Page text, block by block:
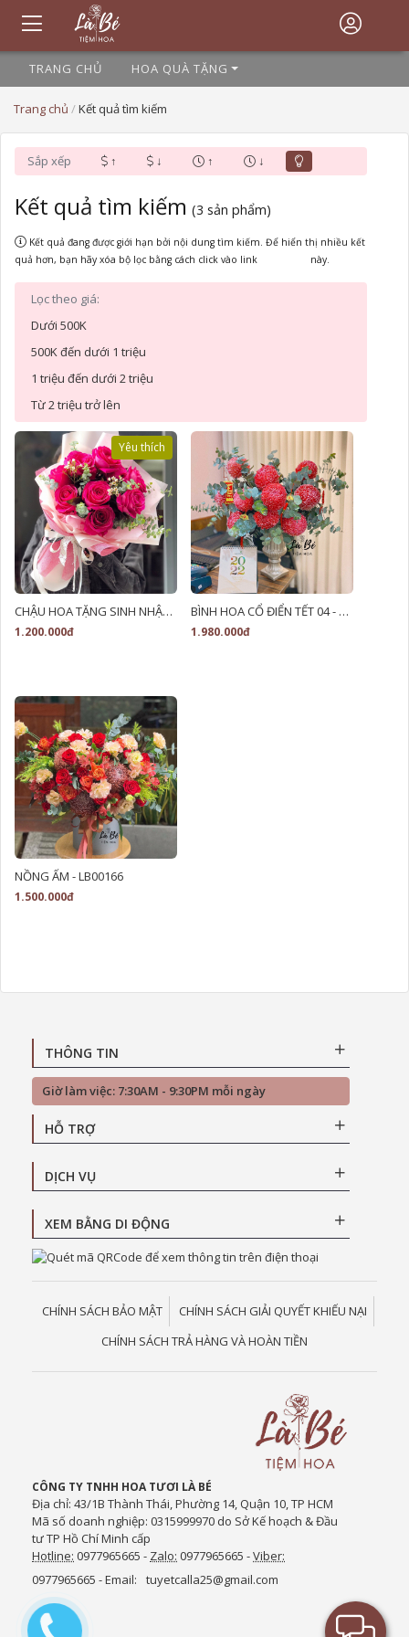
TRANG CHỦ HOA QUÀ TẶNG
Trang chủ /Kết quả tìm kiếm
Sắp xếp ↑ ↓ ↑ ↓
Kết quả tìm kiếm (3 sản phẩm)
Kết quả đang được giới hạn bởi nội dung tìm kiếm. Để hiển thị nhiều kết
quả hơn, bạn hãy xóa bộ lọc bằng cách click vào link
này.
Lọc theo giá:
Dưới 500K
500K đến dưới 1 triệu
1 triệu đến dưới 2 triệu
Từ 2 triệu trở lên
Yêu thích
CHẬU HOA TẶNG SINH NHẬT - LB00002
1.200.000đ
BÌNH HOA CỔ ĐIỂN TẾT 04 - LB00251
1.980.000đ
NỒNG ẤM - LB00166
1.500.000đ
THÔNG TIN
Giờ làm việc: 7:30AM - 9:30PM mỗi ngày
HỖ TRỢ
DỊCH VỤ
XEM BẰNG DI ĐỘNG
CHÍNH SÁCH BẢO MẬT
CHÍNH SÁCH GIẢI QUYẾT KHIẾU NẠI
CHÍNH SÁCH TRẢ HÀNG VÀ HOÀN TIỀN
CÔNG TY TNHH HOA TƯƠI LÀ BÉ
Địa chỉ: 43/1B Thành Thái, Phường 14, Quận 10, TP HCM
Mã số doanh nghiệp: 0315999970 do Sở Kế hoạch & Đầu
tư TP Hồ Chí Minh cấp
Hotline: 0977965665 - Zalo: 0977965665 -Viber:
0977965665 - Email:
tuyetcalla25@gmail.com